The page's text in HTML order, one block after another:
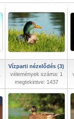
Vízparti nézelődés (3)
vélemények száma: 1
megtekintve: 1437